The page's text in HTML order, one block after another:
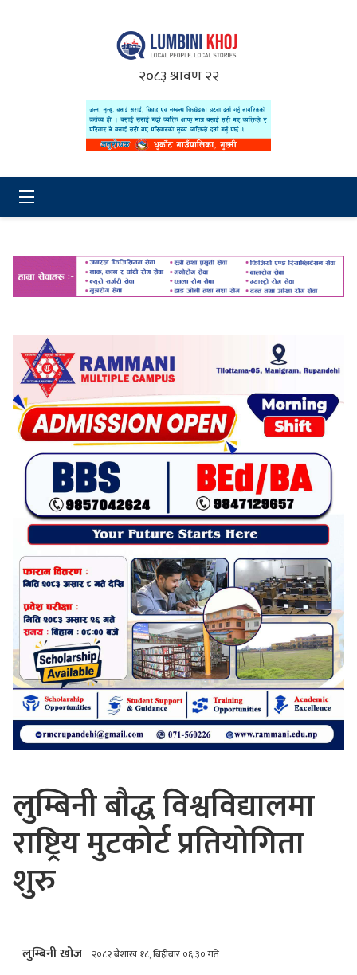
२०८३ श्रावण २२
लुम्बिनी बौद्ध विश्वविद्यालमा
राष्ट्रिय मुटकोर्ट प्रतियोगिता
शुरु
लुम्बिनी खोज २०८२ बैशाख १८, बिहीबार ०६:३० गते